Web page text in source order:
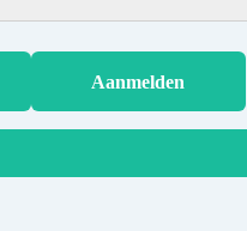
Aanmelden